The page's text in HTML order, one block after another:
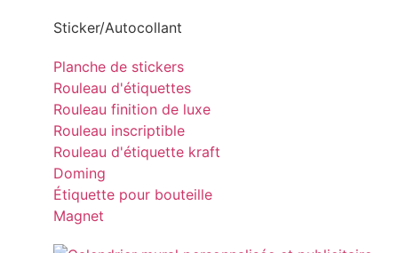
Sticker/Autocollant
Planche de stickers
Rouleau d'étiquettes
Rouleau finition de luxe
Rouleau inscriptible
Rouleau d'étiquette kraft
Doming
Étiquette pour bouteille
Magnet